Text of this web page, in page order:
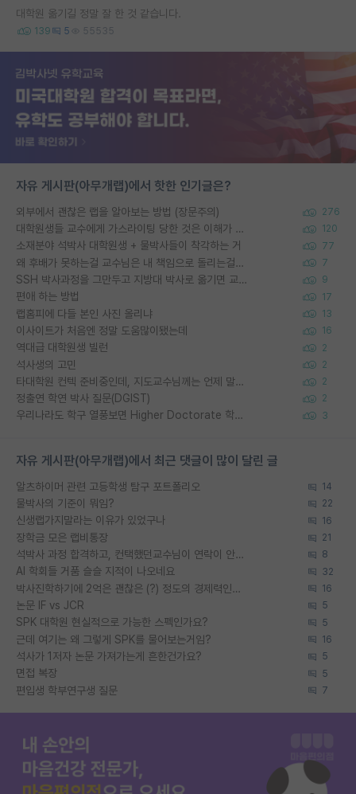
대학원 옮기길 정말 잘 한 것 같습니다.
139 5 55535
자유 게시판(아무개랩)에서 핫한 인기글은?
외부에서 괜찮은 랩을 알아보는 방법 (장문주의) 276
대학원생들 교수에게 가스라이팅 당한 것은 이해가 갑니다. 안타깝네요. 120
소재분야 석박사 대학원생 + 물박사들이 착각하는 거 77
왜 후배가 못하는걸 교수님은 내 책임으로 돌리는걸까요? 7
SSH 박사과정을 그만두고 지방대 박사로 옮기면 교수의 꿈은 끝일까요? 9
편애 하는 방법 17
랩홈피에 다들 본인 사진 올리냐 13
이사이트가 처음엔 정말 도움많이됐는데 16
역대급 대학원생 빌런 2
석사생의 고민 2
타대학원 컨텍 준비중인데, 지도교수님께는 언제 말씀드려야 할까요? 2
정출연 학연 박사 질문(DGIST) 2
우리나라도 학구 열풍보면 Higher Doctorate 학위가 필요하다고 봅니다. 3
자유 게시판(아무개랩)에서 최근 댓글이 많이 달린 글
알츠하이머 관련 고등학생 탐구 포트폴리오 14
물박사의 기준이 뭐임? 22
신생랩가지말라는 이유가 있었구나 16
장학금 모은 랩비통장 21
석박사 과정 합격하고, 컨택했던교수님이 연락이 안됩니다... 8
AI 학회들 거품 슬슬 지적이 나오네요 32
박사진학하기에 2억은 괜찮은 (?) 정도의 경제력인가요 16
논문 IF vs JCR 5
SPK 대학원 현실적으로 가능한 스펙인가요? 5
근데 여기는 왜 그렇게 SPK를 물어보는거임? 16
석사가 1저자 논문 가져가는게 흔한건가요? 5
면접 복장 5
편입생 학부연구생 질문 7